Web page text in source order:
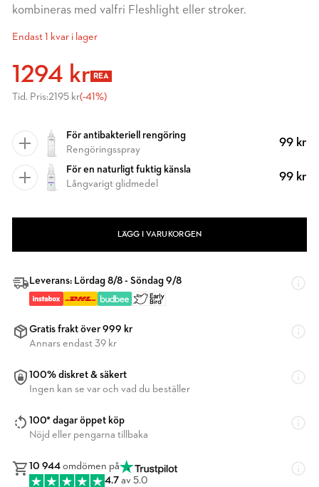
kombineras med valfri Fleshlight eller stroker.
Endast 1 kvar i lager
1294 kr REA
Tid. Pris:2195 kr(-41%)
För antibakteriell rengöring
Rengöringsspray
99 kr
För en naturligt fuktig känsla
Långvarigt glidmedel
99 kr
LÄGG I VARUKORGEN
Leverans: Lördag 8/8 - Söndag 9/8
Gratis frakt över 999 kr
Annars endast 39 kr
100% diskret & säkert
Ingen kan se var och vad du beställer
100* dagar öppet köp
Nöjd eller pengarna tillbaka
10 944 omdömen på
4.7 av 5.0